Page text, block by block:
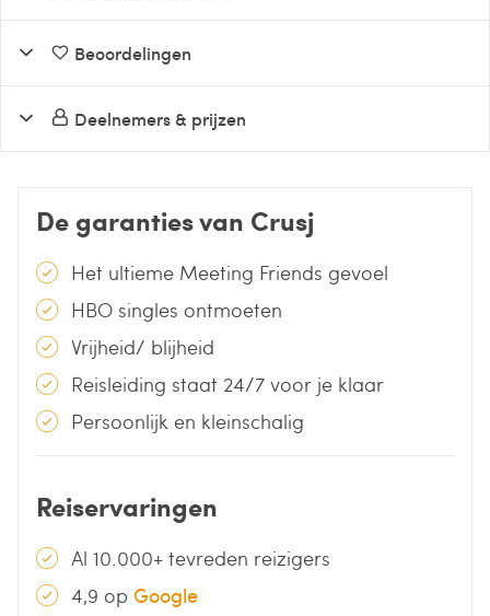
Beoordelingen
Deelnemers & prijzen
De garanties van Crusj
Het ultieme Meeting Friends gevoel
HBO singles ontmoeten
Vrijheid/ blijheid
Reisleiding staat 24/7 voor je klaar
Persoonlijk en kleinschalig
Reiservaringen
Al 10.000+ tevreden reizigers
4,9 op Google